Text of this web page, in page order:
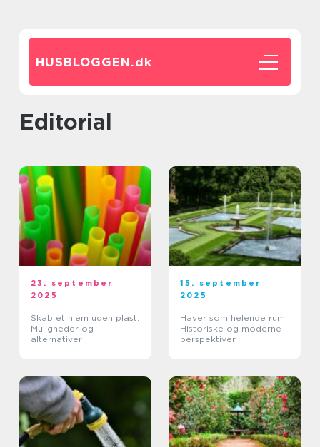
HUSBLOGGEN.dk
editorial
23. september
2025
Skab et hjem uden plast:
Muligheder og
alternativer
15. september
2025
Haver som helende rum:
Historiske og moderne
perspektiver